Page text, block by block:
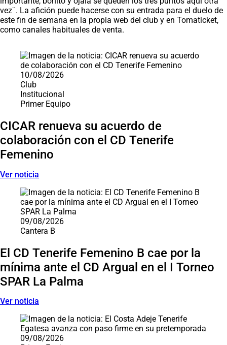
vez¨. La afición puede hacerse con su entrada para el duelo de
este fin de semana en la propia web del club y en Tomaticket,
como canales habituales de venta.
10/08/2026
Club
Institucional
Primer Equipo
CICAR renueva su acuerdo de
colaboración con el CD Tenerife
Femenino
Ver noticia
09/08/2026
Cantera B
El CD Tenerife Femenino B cae por la
mínima ante el CD Argual en el I Torneo
SPAR La Palma
Ver noticia
09/08/2026